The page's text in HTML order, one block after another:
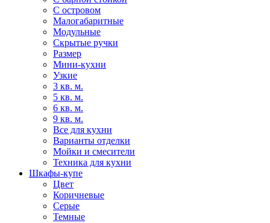
С островом
Малогабаритные
Модульные
Скрытые ручки
Размер
Мини-кухни
Узкие
3 кв. м.
5 кв. м.
6 кв. м.
9 кв. м.
Все для кухни
Варианты отделки
Мойки и смесители
Техника для кухни
Шкафы-купе
Цвет
Коричневые
Серые
Темные